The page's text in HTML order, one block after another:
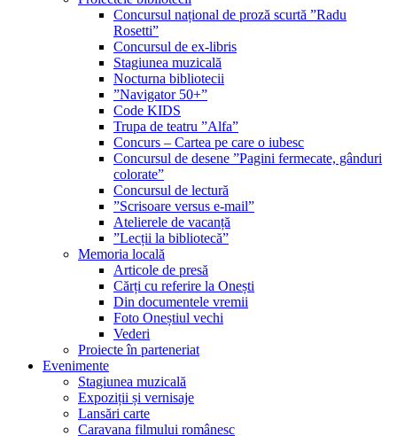
Concursul național de proză scurtă ”Radu
Rosetti”
Concursul de ex-libris
Stagiunea muzicală
Nocturna bibliotecii
”Navigator 50+”
Code KIDS
Trupa de teatru ”Alfa”
Concurs – Cartea pe care o iubesc
Concursul de desene ”Pagini fermecate, gânduri
colorate”
Concursul de lectură
”Scrisoare versus e-mail”
Atelierele de vacanță
”Lecții la bibliotecă”
Memoria locală
Articole de presă
Cărți cu referire la Onești
Din documentele vremii
Foto Oneștiul vechi
Vederi
Proiecte în parteneriat
Evenimente
Stagiunea muzicală
Expoziții și vernisaje
Lansări carte
Caravana filmului românesc